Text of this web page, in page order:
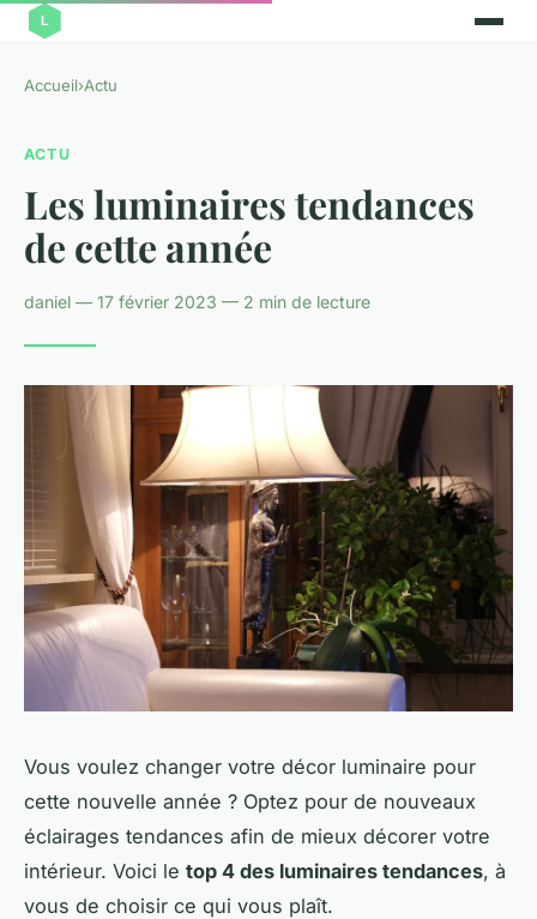
Accueil›Actu
ACTU
Les luminaires tendances
de cette année
daniel — 17 février 2023 — 2 min de lecture
Vous voulez changer votre décor luminaire pour
cette nouvelle année ? Optez pour de nouveaux
éclairages tendances afin de mieux décorer votre
intérieur. Voici le top 4 des luminaires tendances, à
vous de choisir ce qui vous plaît.